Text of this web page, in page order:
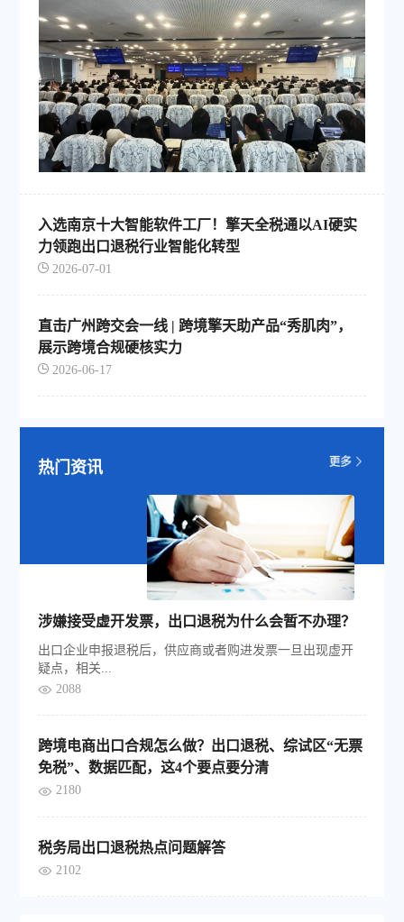
入选南京十大智能软件工厂！擎天全税通以AI硬实
力领跑出口退税行业智能化转型
2026-07-01
直击广州跨交会一线 | 跨境擎天助产品“秀肌肉”，
展示跨境合规硬核实力
2026-06-17
热门资讯
涉嫌接受虚开发票，出口退税为什么会暂不办理？
出口企业申报退税后，供应商或者购进发票一旦出现虚开
疑点，相关...
2088
跨境电商出口合规怎么做？出口退税、综试区“无票
免税”、数据匹配，这4个要点要分清
2180
税务局出口退税热点问题解答
2102